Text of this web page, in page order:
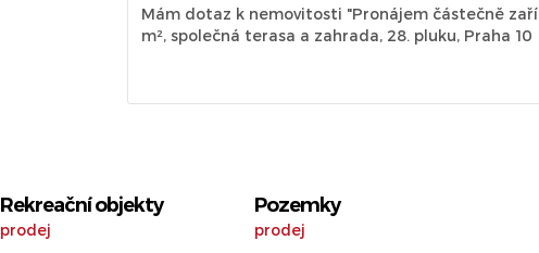
Rekreační objekty
prodej
Pozemky
prodej